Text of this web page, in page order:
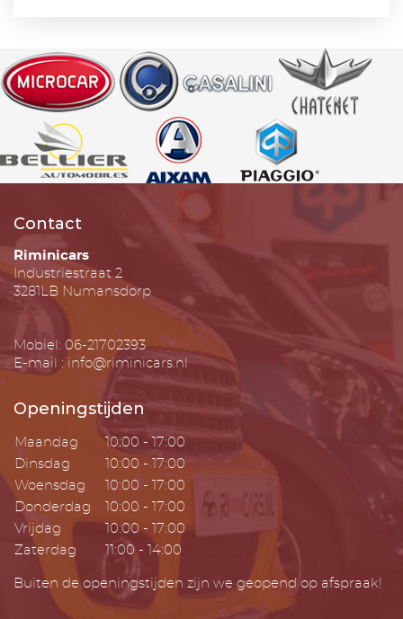
Contact
Riminicars
Industriestraat 2
3281LB Numansdorp
Mobiel: 06-21702393
E-mail : info@riminicars.nl
Openingstijden
Maandag
10:00 - 17:00
Dinsdag
10:00 - 17:00
Woensdag
10:00 - 17:00
Donderdag
10:00 - 17:00
Vrijdag
10:00 - 17:00
Zaterdag
11:00 - 14:00
Buiten de openingstijden zijn we geopend op afspraak!